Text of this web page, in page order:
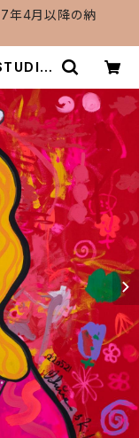
年4月以降の納